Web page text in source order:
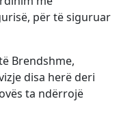
për të siguruar
Brendshme,
disa herë deri
ta ndërrojë